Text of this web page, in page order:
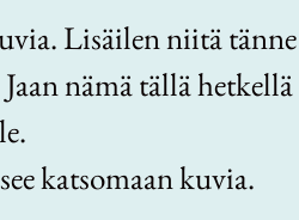
Lisäilen niitä tänne
nämä tällä hetkellä
katsomaan kuvia.